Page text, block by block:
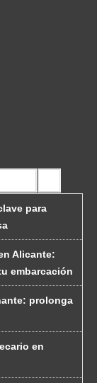
para
Alicante:
embarcación
prolonga
en